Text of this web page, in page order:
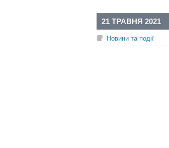
21 ТРАВНЯ 2021
Новини та події